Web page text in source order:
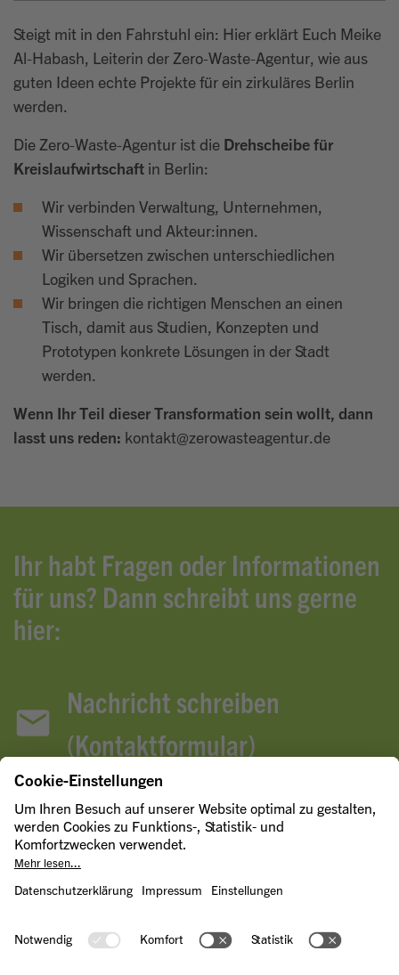
Akzeptieren
Steigt mit in den Fahrstuhl ein: Hier erklärt Euch Meike
Al-Habash, Leiterin der Zero-Waste-Agentur, wie aus
guten Ideen echte Projekte für ein zirkuläres Berlin
werden.
Die Zero-Waste-Agentur ist die Drehscheibe für
Kreislaufwirtschaft in Berlin:
Wir verbinden Verwaltung, Unternehmen,
Wissenschaft und Akteur:innen.
Wir übersetzen zwischen unterschiedlichen
Logiken und Sprachen.
Wir bringen die richtigen Menschen an einen
Tisch, damit aus Studien, Konzepten und
Prototypen konkrete Lösungen in der Stadt
werden.
Wenn Ihr Teil dieser Transformation sein wollt, dann
lasst uns reden: kontakt@zerowasteagentur.de
Ihr habt Fragen oder Informationen
für uns? Dann schreibt uns gerne
hier:
Nachricht schreiben
(Kontaktformular)
LinkedIn